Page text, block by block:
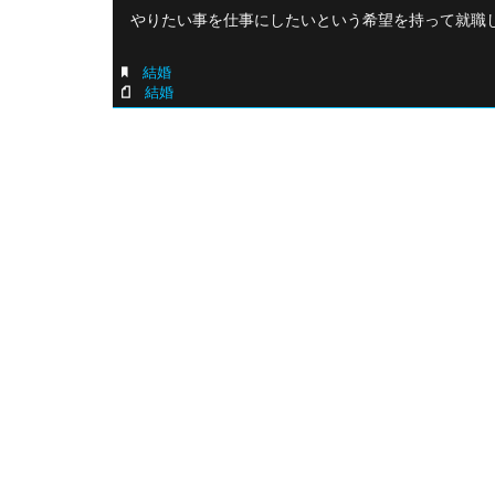
やりたい事を仕事にしたいという希望を持って就職
結婚
結婚